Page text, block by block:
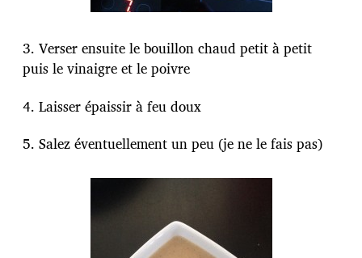
3. Verser ensuite le bouillon chaud petit à petit
puis le vinaigre et le poivre
4. Laisser épaissir à feu doux
5. Salez éventuellement un peu (je ne le fais pas)